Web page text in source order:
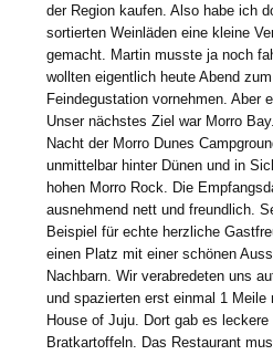
der Region kaufen. Also habe ich
sortierten Weinläden eine kleine
gemacht. Martin musste ja noch
wollten eigentlich heute Abend
Feindegustation vornehmen. Aber
Unser nächstes Ziel war Morro
Nacht der Morro Dunes
unmittelbar hinter Dünen und in
hohen Morro Rock. Die
ausnehmend nett und freundlich.
Beispiel für echte herzliche
einen Platz mit einer schönen
Nachbarn. Wir verabredeten uns
und spazierten erst einmal 1 Meile
House of Juju. Dort gab es
Bratkartoffeln. Das Restaurant